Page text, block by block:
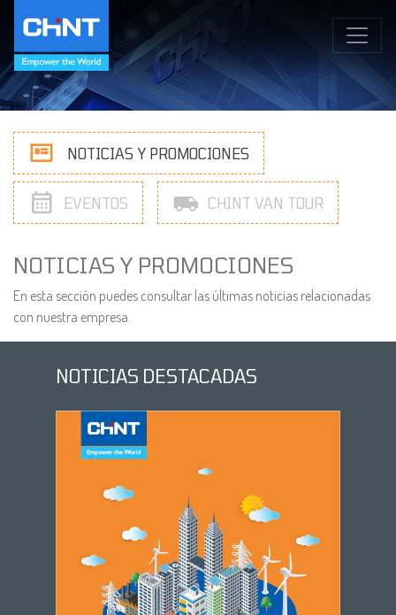
NOTICIAS Y PROMOCIONES
EVENTOS CHINT VAN TOUR
NOTICIAS Y PROMOCIONES
En esta sección puedes consultar las últimas noticias relacionadas
con nuestra empresa.
NOTICIAS DESTACADAS